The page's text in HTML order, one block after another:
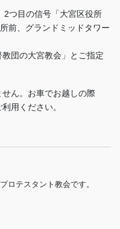
2つ目の信号「大宮区役所
前、グランドミッドタワー
団の大宮教会」とご指定
ん。お車でお越しの際
用ください。
ロテスタント教会です。